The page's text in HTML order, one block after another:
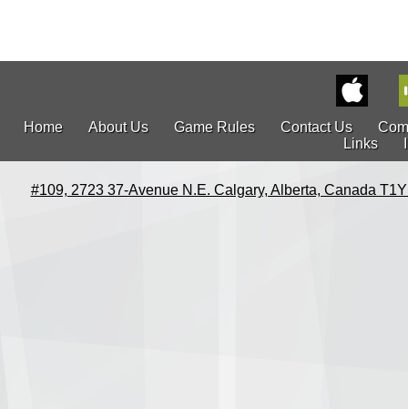
Home About Us Game Rules Contact Us
Links
#109, 2723 37-Avenue N.E. Calgary, Alberta, Canada